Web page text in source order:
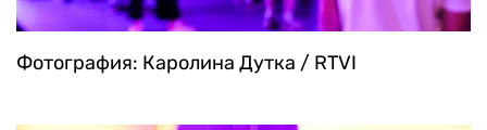
Фотография: Каролина Дутка / RTVI